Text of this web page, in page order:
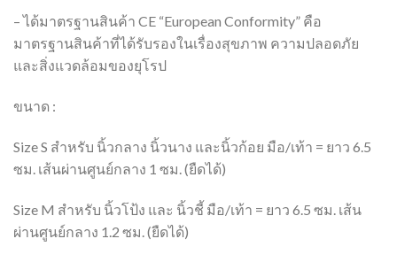
– ได้มาตรฐานสินค้า CE “European Conformity” คือ
มาตรฐานสินค้าที่ได้รับรองในเรื่องสุขภาพ ความปลอดภัย
และสิ่งแวดล้อมของยุโรป
ขนาด :
Size S สำหรับ นิ้วกลาง นิ้วนาง และนิ้วก้อย มือ/เท้า = ยาว 6.5
ซม. เส้นผ่านศูนย์กลาง 1 ซม. (ยืดได้)
Size M สำหรับ นิ้วโป้ง และ นิ้วชี้ มือ/เท้า = ยาว 6.5 ซม. เส้น
ผ่านศูนย์กลาง 1.2 ซม. (ยืดได้)